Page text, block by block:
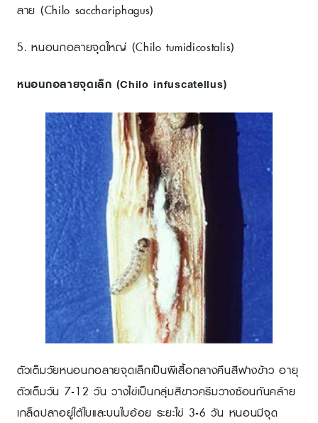
ลาย (Chilo sacchariphagus)
5. หนอนกอลายจุดใหญ่ (Chilo tumidicostalis)
หนอนกอลายจุดเล็ก (Chilo infuscatellus)
ตัวเต็มวัยหนอนกอลายจุดเล็กเป็นผีเสื้อกลางคืนสีฟางข้าว อายุ
ตัวเต็มวัน 7-12 วัน วางไข่เป็นกลุ่มสีขาวครีมวางซ้อนกันคล้าย
เกล็ดปลาอยู่ใต้ใบและบนใบอ้อย ระยะไข่ 3-6 วัน หนอนมีจุด